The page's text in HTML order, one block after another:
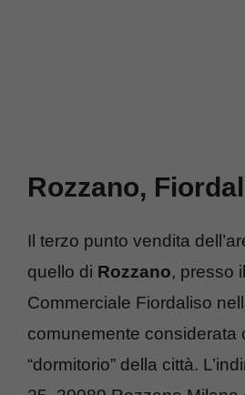
Rozzano,
Il terzo punto vendita
quello di Rozzano, presso
Commerciale Fiordaliso
comunemente considerata
“dormitorio” della città.